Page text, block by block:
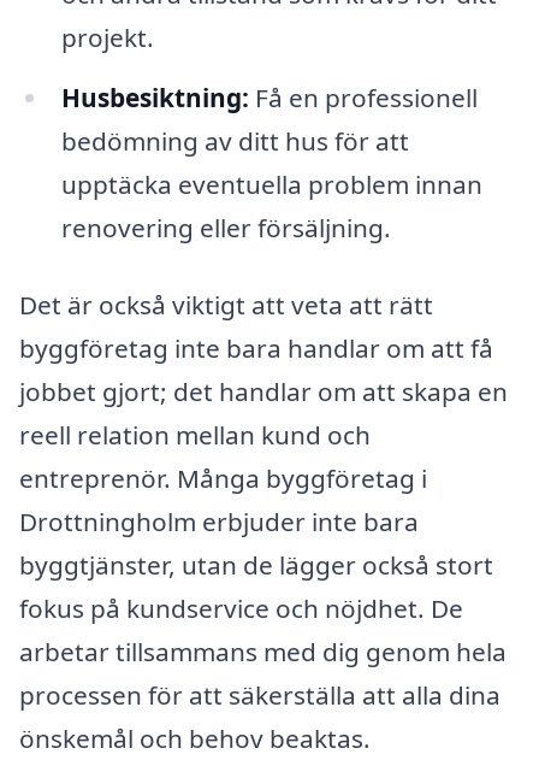
projekt.
Husbesiktning: Få en professionell
bedömning av ditt hus för att
upptäcka eventuella problem innan
renovering eller försäljning.
Det är också viktigt att veta att rätt
byggföretag inte bara handlar om att få
jobbet gjort; det handlar om att skapa en
reell relation mellan kund och
entreprenör. Många byggföretag i
Drottningholm erbjuder inte bara
byggtjänster, utan de lägger också stort
fokus på kundservice och nöjdhet. De
arbetar tillsammans med dig genom hela
processen för att säkerställa att alla dina
önskemål och behov beaktas.